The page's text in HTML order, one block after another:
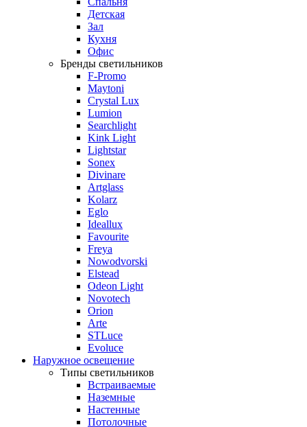
Детская
Зал
Кухня
Офис
Бренды светильников
F-Promo
Maytoni
Crystal Lux
Lumion
Searchlight
Kink Light
Lightstar
Sonex
Divinare
Artglass
Kolarz
Eglo
Ideallux
Favourite
Freya
Nowodvorski
Elstead
Odeon Light
Novotech
Orion
Arte
STLuce
Evoluce
Наружное освещение
Типы светильников
Встраиваемые
Наземные
Настенные
Потолочные